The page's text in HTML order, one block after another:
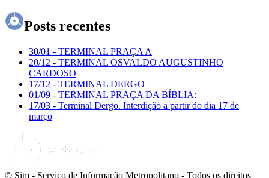
Posts recentes
30/01 - TERMINAL PRAÇA A
20/12 - TERMINAL OSVALDO AUGUSTINHO
CARDOSO
17/12 - TERMINAL DERGO
01/09 - TERMINAL PRAÇA DA BÍBLIA:
17/03 - Terminal Dergo. Interdição a partir do dia 17 de
março
© Sim - Serviço de Informação Metropolitano - Todos os direitos